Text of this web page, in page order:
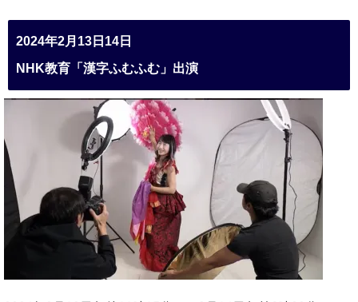
2024年2月13日14日
NHK教育「漢字ふむふむ」出演